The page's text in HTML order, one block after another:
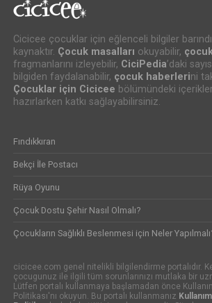
Cicicee çocuklar için eğlenceli bilgiler
kaynaktır. Çocuk masalları okuyabilir,
fragmanlarını izleyebilir, CiciPedia’daki
bilgiden faydalanabilir, çocuk haberlerini
Çocuklar için Cicicee bölümündeki
hazırlarken katkı sağlayabilirsiniz.
Fındıkkıran
Bekçi İle Postacı
Rüya Oyunu
Çocuk Dostu Şehir Nasıl Olmalı?
Çocukların Sağlıklı Beslenmesi için Neler
cicicee.com genel nitelikli bilgilendirme portalıdır.
çocugunuz ile ilgili tüm sorunlarınızı mutlaka bir
Lütfen portalı kullanmaya başlamadan önce
Politikası'nı okuyun. Bu portalı kullanmanız